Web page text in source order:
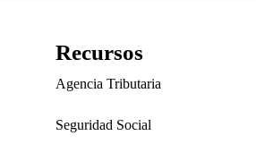
Recursos
Agencia Tributaria
Seguridad Social